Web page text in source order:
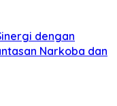
dengan
Narkoba dan